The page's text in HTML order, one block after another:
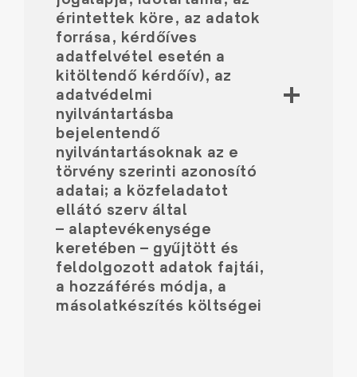
érintettek köre, az adatok
forrása, kérdőíves
adatfelvétel esetén a
kitöltendő kérdőív), az
adatvédelmi
nyilvántartásba
bejelentendő
nyilvántartásoknak az e
törvény szerinti azonosító
adatai; a közfeladatot
ellátó szerv által
– alaptevékenysége
keretében – gyűjtött és
feldolgozott adatok fajtái,
a hozzáférés módja, a
másolatkészítés költségei